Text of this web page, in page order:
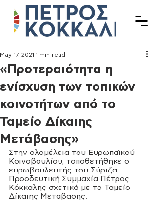
«Προτεραιότητα η
ενίσχυση των τοπικών
κοινοτήτων από το
Ταμείο Δίκαιης
Μετάβασης»
May 17, 2021 1 min read
Στην ολομέλεια του Ευρωπαϊκού
Κοινοβουλίου, τοποθετήθηκε ο
ευρωβουλευτής του Σύριζα
Προοδευτική Συμμαχία Πέτρος
Κόκκαλης σχετικά με το Ταμείο
Δίκαιης Μετάβασης.